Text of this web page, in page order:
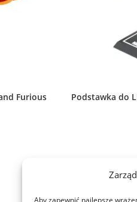
Aby zapewnić najlepsze
Furious
Podstawka do